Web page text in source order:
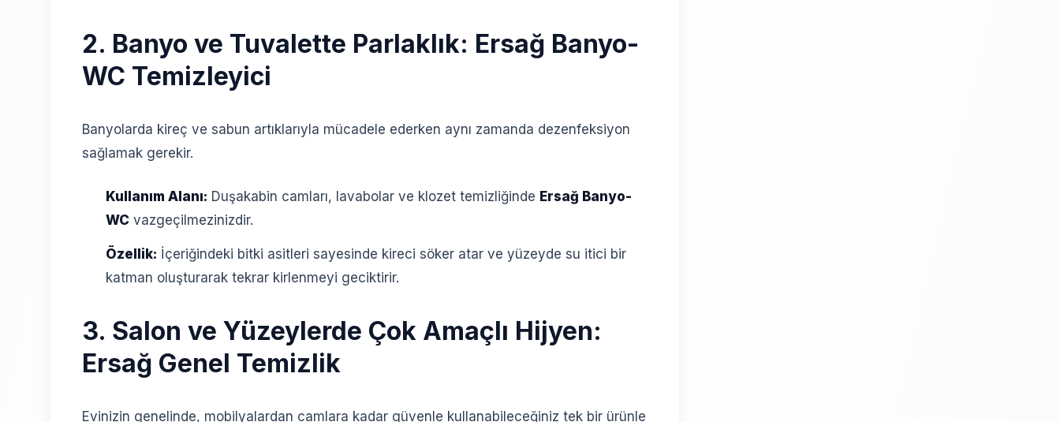
2. Banyo ve Tuvalette Parlaklık: Ersağ Banyo-
WC Temizleyici
Banyolarda kireç ve sabun artıklarıyla mücadele ederken aynı zamanda dezenfeksiyon
sağlamak gerekir.
Kullanım Alanı: Duşakabin camları, lavabolar ve klozet temizliğinde Ersağ Banyo-
WCvazgeçilmezinizdir.
Özellik: İçeriğindeki bitki asitleri sayesinde kireci söker atar ve yüzeyde su itici bir
katman oluşturarak tekrar kirlenmeyi geciktirir.
3. Salon ve Yüzeylerde Çok Amaçlı Hijyen:
Ersağ Genel Temizlik
Evinizin genelinde, mobilyalardan camlara kadar güvenle kullanabileceğiniz tek bir ürünle